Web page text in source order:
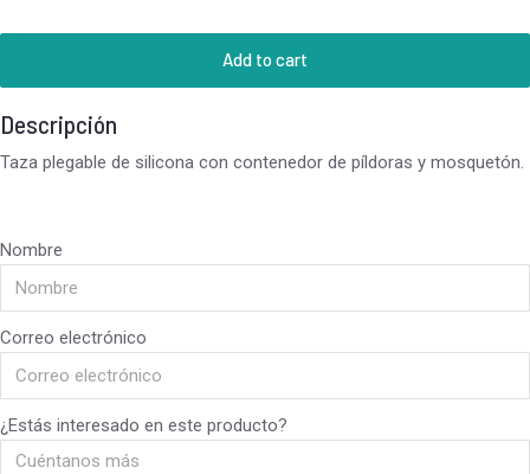
Add to cart
Descripción
Taza plegable de silicona con contenedor de píldoras y mosquetón.
Nombre
Correo electrónico
¿Estás interesado en este producto?